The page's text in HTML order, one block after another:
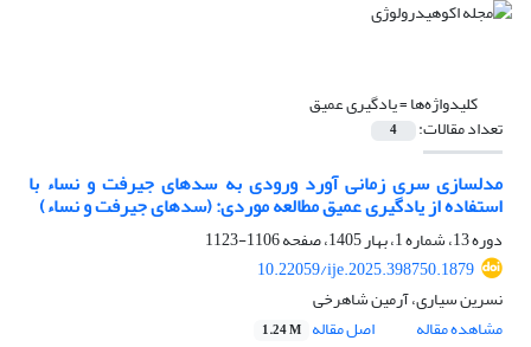
کلیدواژه‌ها =یادگیری عمیق
تعداد مقالات: 4
مدل‏سازی سری ‏زمانی آورد ورودی به سدهای جیرفت و نساء با
استفاده از یادگیری عمیق مطالعه موردی: (سدهای جیرفت و نساء)
دوره 13، شماره 1، بهار 1405، صفحه
1106-1123
10.22059/ije.2025.398750.1879
نسرین سیاری، آرمین شاهرخی
مشاهده مقاله
اصل مقاله 1.24 M